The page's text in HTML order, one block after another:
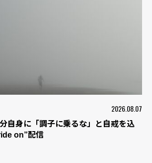
2026.08.07
自身に「調子に乗るな」と自戒を込
on”配信